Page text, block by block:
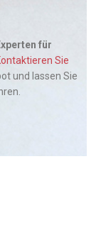
für
Sie
und lassen Sie